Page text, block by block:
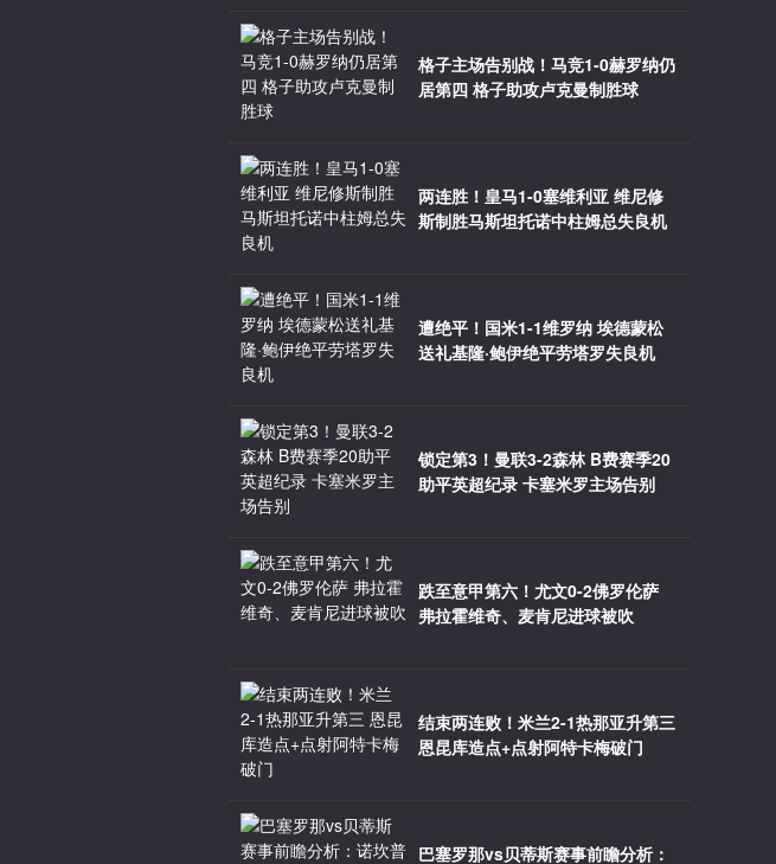
格子主场告别战！马竞1-0赫罗纳仍
居第四 格子助攻卢克曼制胜球
两连胜！皇马1-0塞维利亚 维尼修
斯制胜马斯坦托诺中柱姆总失良机
遭绝平！国米1-1维罗纳 埃德蒙松
送礼基隆·鲍伊绝平劳塔罗失良机
锁定第3！曼联3-2森林 B费赛季20
助平英超纪录 卡塞米罗主场告别
跌至意甲第六！尤文0-2佛罗伦萨
弗拉霍维奇、麦肯尼进球被吹
结束两连败！米兰2-1热那亚升第三
恩昆库造点+点射阿特卡梅破门
巴塞罗那vs贝蒂斯赛事前瞻分析：